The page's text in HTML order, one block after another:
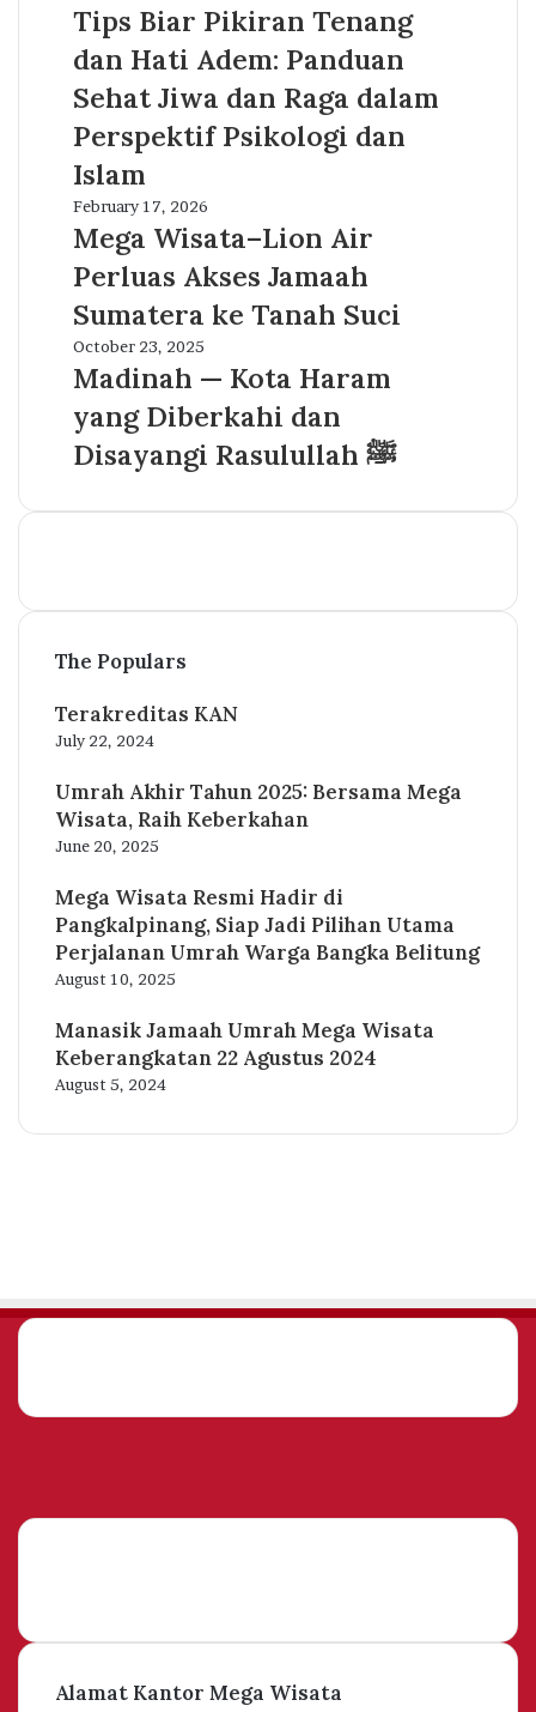
Dirindukan
Wisatawan
Biar
Pikiran
Tenang
dan
Hati
Adem:
Panduan
Sehat
Jiwa
dan
Raga
dalam
Perspektif
Psikologi
dan
Islam
Tips Biar Pikiran Tenang
dan Hati Adem: Panduan
Sehat Jiwa dan Raga dalam
Perspektif Psikologi dan
Islam
Mega
Wisata–
Air
Perluas
Akses
Jamaah
Sumatera
Tanah
Suci
February 17, 2026
Mega Wisata–Lion Air
Perluas Akses Jamaah
Sumatera ke Tanah Suci
Madinah
—
Haram
yang
Diberkahi
October 23, 2025
Madinah — Kota Haram
yang Diberkahi dan
Disayangi Rasulullah ﷺ
The Populars
Terakreditas KAN
July 22, 2024
Umrah Akhir Tahun 2025: Bersama Mega
Wisata, Raih Keberkahan
June 20, 2025
Mega Wisata Resmi Hadir di
Pangkalpinang, Siap Jadi Pilihan Utama
Perjalanan Umrah Warga Bangka Belitung
August 10, 2025
Manasik Jamaah Umrah Mega Wisata
Keberangkatan 22 Agustus 2024
August 5, 2024
Alamat Kantor Mega Wisata